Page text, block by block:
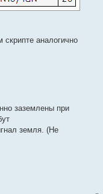
скрипте аналогично
заземлены при
земля. (Не